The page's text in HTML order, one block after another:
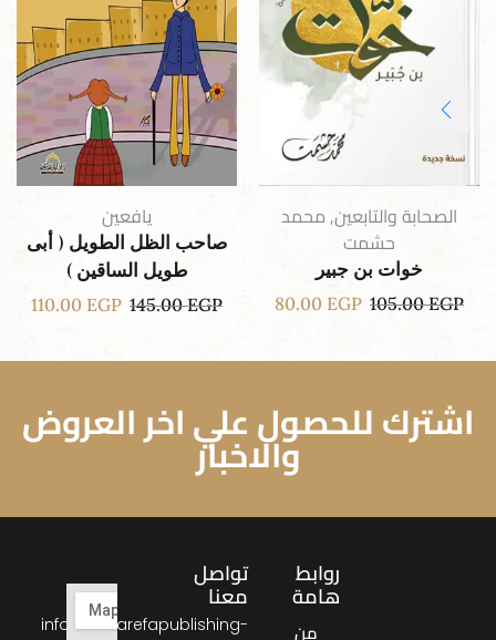
الصحابة والتابعين,محمد
حشمت
خوات بن جبير
105.00EGP
80.00 EGP
يافعين
صاحب الظل الطويل ( أبى
طويل الساقين )
145.00EGP
110.00 EGP
اشترك للحصول علي اخر العروض
والاخبار
روابط
هامة
من
تواصل
معنا
info@almarefapublishing-